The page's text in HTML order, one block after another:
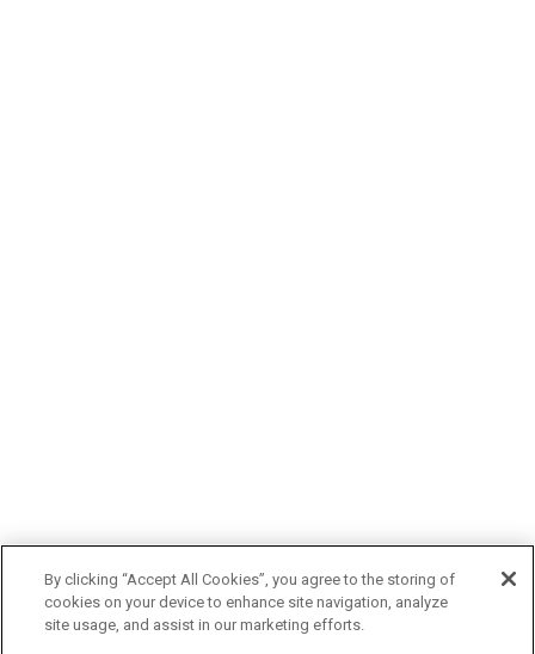
By clicking “Accept All Cookies”, you agree to the storing of
cookies on your device to enhance site navigation, analyze
site usage, and assist in our marketing efforts.